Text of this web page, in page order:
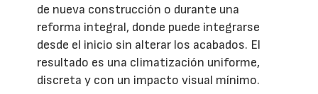
de nueva construcción o durante una
reforma integral, donde puede integrarse
desde el inicio sin alterar los acabados. El
resultado es una climatización uniforme,
discreta y con un impacto visual mínimo.